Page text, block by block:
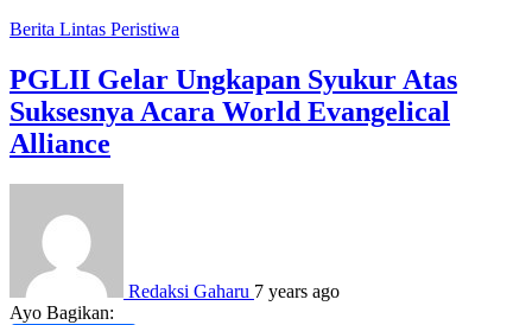
Berita Lintas Peristiwa
PGLII Gelar Ungkapan Syukur Atas
Suksesnya Acara World Evangelical
Alliance
Redaksi Gaharu 7 years ago
Ayo Bagikan: